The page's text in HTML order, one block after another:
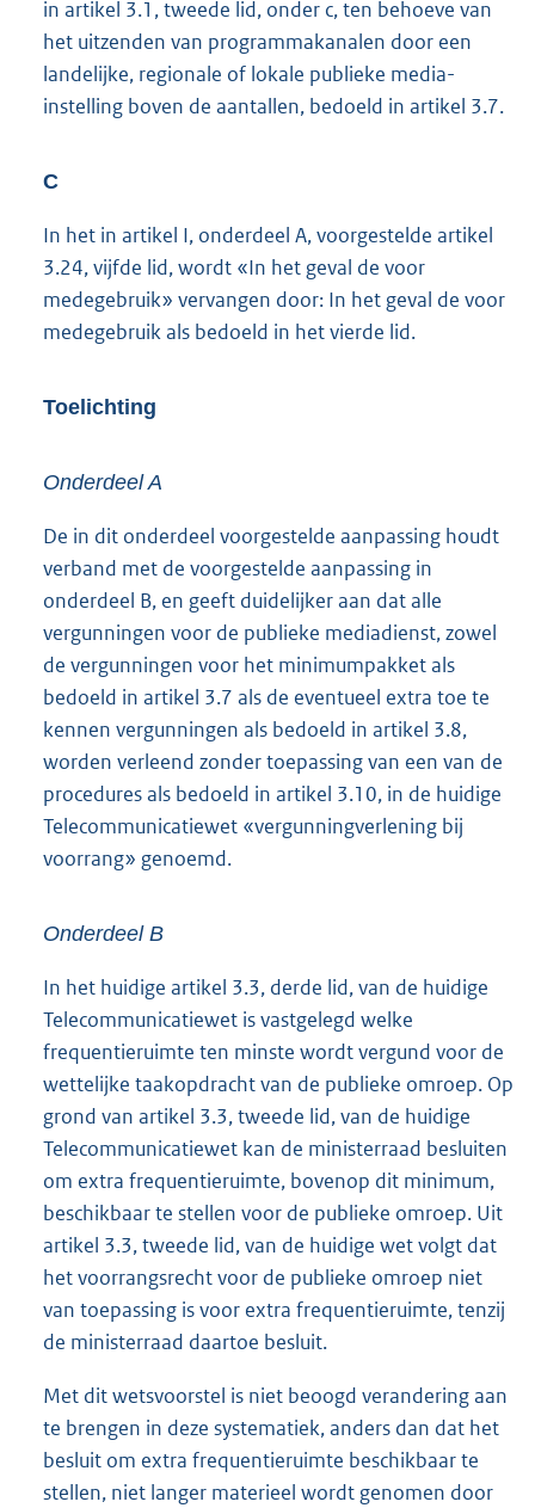
in artikel 3.1, tweede lid, onder c, ten behoeve van
het uitzenden van programmakanalen door een
landelijke, regionale of lokale publieke media-
instelling boven de aantallen, bedoeld in artikel 3.7.
C
In het in artikel I, onderdeel A, voorgestelde artikel
3.24, vijfde lid, wordt «In het geval de voor
medegebruik» vervangen door: In het geval de voor
medegebruik als bedoeld in het vierde lid.
Toelichting
Onderdeel A
De in dit onderdeel voorgestelde aanpassing houdt
verband met de voorgestelde aanpassing in
onderdeel B, en geeft duidelijker aan dat alle
vergunningen voor de publieke mediadienst, zowel
de vergunningen voor het minimumpakket als
bedoeld in artikel 3.7 als de eventueel extra toe te
kennen vergunningen als bedoeld in artikel 3.8,
worden verleend zonder toepassing van een van de
procedures als bedoeld in artikel 3.10, in de huidige
Telecommunicatiewet «vergunningverlening bij
voorrang» genoemd.
Onderdeel B
In het huidige artikel 3.3, derde lid, van de huidige
Telecommunicatiewet is vastgelegd welke
frequentieruimte ten minste wordt vergund voor de
wettelijke taakopdracht van de publieke omroep. Op
grond van artikel 3.3, tweede lid, van de huidige
Telecommunicatiewet kan de ministerraad besluiten
om extra frequentieruimte, bovenop dit minimum,
beschikbaar te stellen voor de publieke omroep. Uit
artikel 3.3, tweede lid, van de huidige wet volgt dat
het voorrangsrecht voor de publieke omroep niet
van toepassing is voor extra frequentieruimte, tenzij
de ministerraad daartoe besluit.
Met dit wetsvoorstel is niet beoogd verandering aan
te brengen in deze systematiek, anders dan dat het
besluit om extra frequentieruimte beschikbaar te
stellen, niet langer materieel wordt genomen door